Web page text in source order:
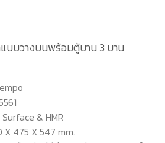
แบบวางบนพร้อมตู้บาน 3 บาน
& HMR
X 547 mm.